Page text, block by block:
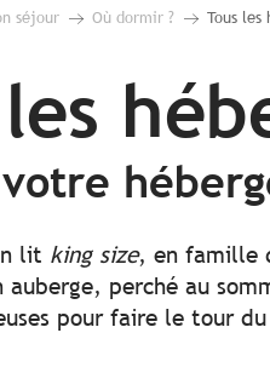
séjour Où dormir ? Tous les
lit king size, en famille
perché au
pour faire le tour